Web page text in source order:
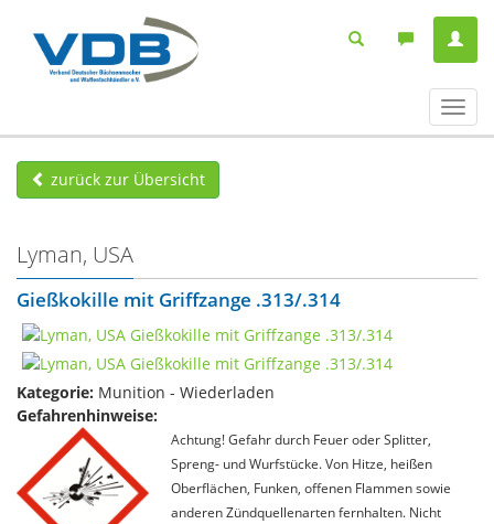
ein-/
zurück zur Übersicht
Lyman, USA
Gießkokille mit Griffzange .313/.314
Kategorie: Munition - Wiederladen
Gefahrenhinweise:
Achtung! Gefahr durch Feuer oder Splitter,
Spreng- und Wurfstücke. Von Hitze, heißen
Oberflächen, Funken, offenen Flammen sowie
anderen Zündquellenarten fernhalten. Nicht